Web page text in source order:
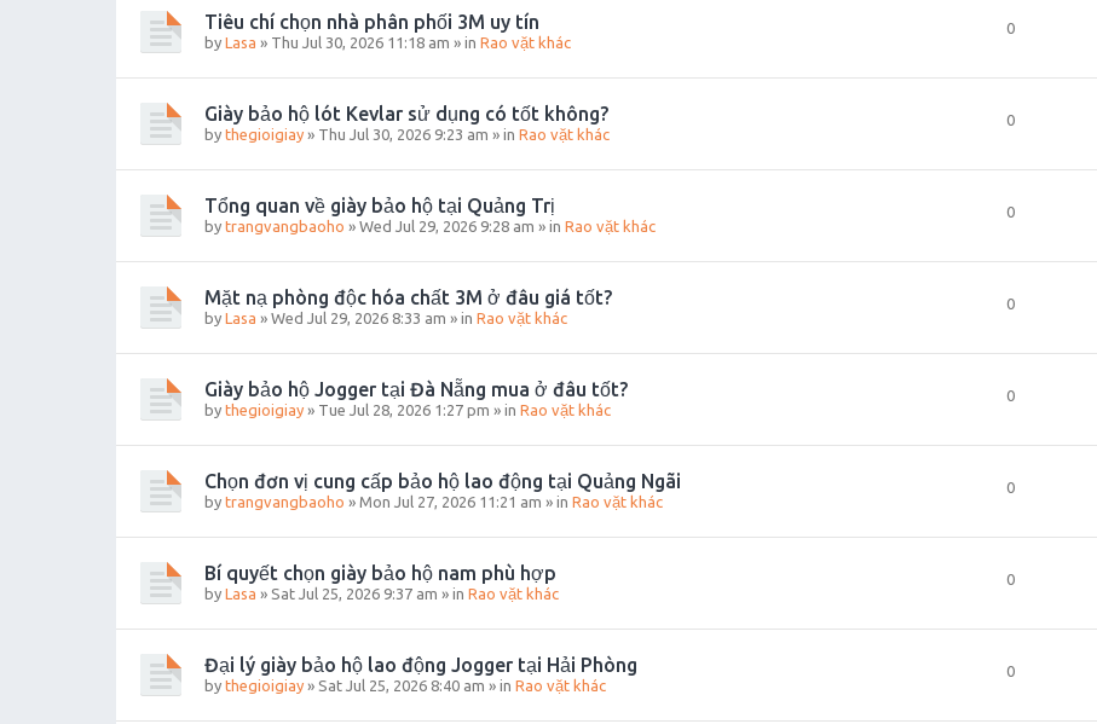
Tiêu chí chọn nhà phân phối 3M uy tín
by Lasa » Thu Jul 30, 2026 11:18 am » in Rao vặt khác
0
Giày bảo hộ lót Kevlar sử dụng có tốt không?
by thegioigiay » Thu Jul 30, 2026 9:23 am » in Rao vặt khác
0
Tổng quan về giày bảo hộ tại Quảng Trị
by trangvangbaoho » Wed Jul 29, 2026 9:28 am » in Rao vặt khác
0
Mặt nạ phòng độc hóa chất 3M ở đâu giá tốt?
by Lasa » Wed Jul 29, 2026 8:33 am » in Rao vặt khác
0
Giày bảo hộ Jogger tại Đà Nẵng mua ở đâu tốt?
by thegioigiay » Tue Jul 28, 2026 1:27 pm » in Rao vặt khác
0
Chọn đơn vị cung cấp bảo hộ lao động tại Quảng Ngãi
by trangvangbaoho » Mon Jul 27, 2026 11:21 am » in Rao vặt khác
0
Bí quyết chọn giày bảo hộ nam phù hợp
by Lasa » Sat Jul 25, 2026 9:37 am » in Rao vặt khác
0
Đại lý giày bảo hộ lao động Jogger tại Hải Phòng
by thegioigiay » Sat Jul 25, 2026 8:40 am » in Rao vặt khác
0